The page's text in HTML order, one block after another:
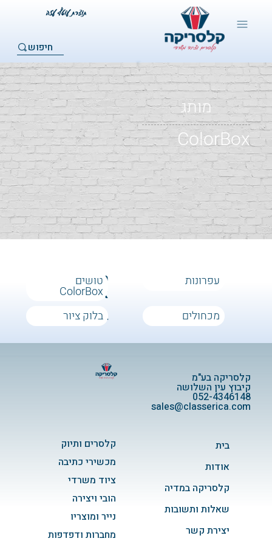
חיפוש
מותג
ColorBox
עפרונות
עפרונות
טושים
ColorBox
טושים
ColorBox
מכחולים
מכחולים בלוק ציור
בלוק ציור
קלסרים ותיוק
מכשירי כתיבה
ציוד משרדי
הובי ויצירה
נייר ומוצריו
מחברות ודפדפות
בית
אודות
קלסריקה במדיה
שאלות ותשובות
יצירת קשר
קלסריקה בע"מ
קיבוץ עין השלושה
052-4346148
sales@classerica.com